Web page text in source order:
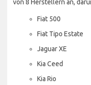
von 8 Herstellern an,
Fiat 500
Fiat Tipo Estate
Jaguar XE
Kia Ceed
Kia Rio